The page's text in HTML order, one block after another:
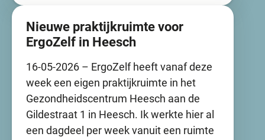
Nieuwe praktijkruimte voor
ErgoZelf in Heesch
16-05-2026 – ErgoZelf heeft vanaf deze
week een eigen praktijkruimte in het
Gezondheidscentrum Heesch aan de
Gildestraat 1 in Heesch. Ik werkte hier al
een dagdeel per week vanuit een ruimte